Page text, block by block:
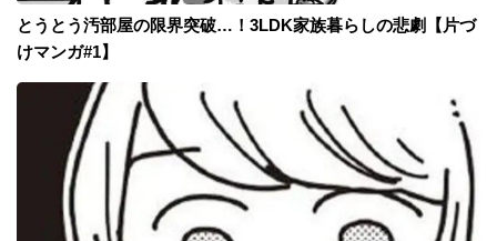
とうとう汚部屋の限界突破…！3LDK家族暮らしの悲劇【片づ
けマンガ#1】